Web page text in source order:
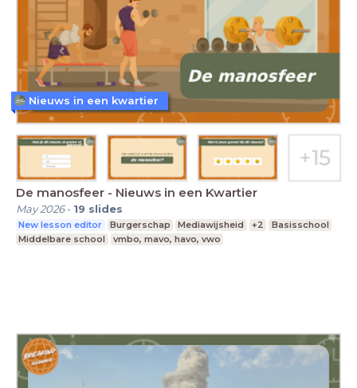
De manosfeer - Nieuws in een Kwartier
May 2026- 19 slides
New lesson editor Burgerschap Mediawijsheid +2
Basisschool
Middelbare school
vmbo, mavo, havo, vwo
Nieuws in een kwartier